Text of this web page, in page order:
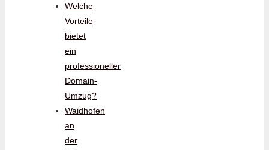
Welche
Vorteile
bietet
ein
professioneller
Domain-
Umzug?
Waidhofen
an
der